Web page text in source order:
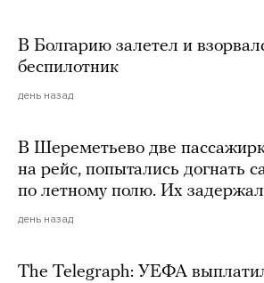
В Болгарию залетел и
беспилотник
день назад
В Шереметьево две
на рейс, попытались догнать
по летному полю. Их
день назад
The Telegraph: УЕФА